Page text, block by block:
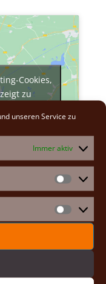
unseren Service zu
Immer aktiv
Marketing
Cookies,
zu